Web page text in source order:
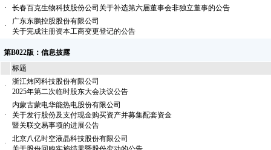
·
长春百克生物科技股份公司关于补选第六届董事会非独立董事的公告
·
广东东鹏控股股份有限公司
关于完成注册资本工商变更登记的公告
第B022版：信息披露
标题
·
浙江炜冈科技股份有限公司
2025年第二次临时股东大会决议公告
·
内蒙古蒙电华能热电股份有限公司
关于发行股份及支付现金购买资产并募集配套资金
暨关联交易事项的进展公告
·
北京八亿时空液晶科技股份有限公司